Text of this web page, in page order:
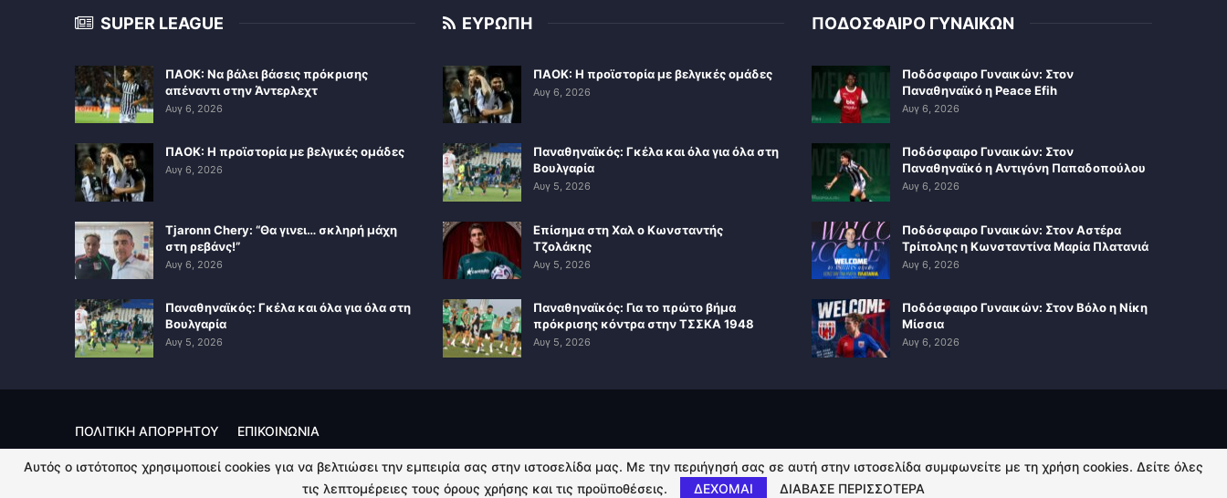
SUPER LEAGUE
ΠΑΟΚ: Να βάλει βάσεις πρόκρισης
απέναντι στην Άντερλεχτ
Αυγ 6, 2026
ΠΑΟΚ: Η προϊστορία με βελγικές ομάδες
Αυγ 6, 2026
Tjaronn Chery: “Θα γινει… σκληρή μάχη
στη ρεβάνς!”
Αυγ 6, 2026
Παναθηναϊκός: Γκέλα και όλα για όλα στη
Βουλγαρία
Αυγ 5, 2026
ΕΥΡΩΠΗ
ΠΑΟΚ: Η προϊστορία με βελγικές ομάδες
Αυγ 6, 2026
Παναθηναϊκός: Γκέλα και όλα για όλα στη
Βουλγαρία
Αυγ 5, 2026
Επίσημα στη Χαλ ο Κωνσταντής
Τζολάκης
Αυγ 5, 2026
Παναθηναϊκός: Για το πρώτο βήμα
πρόκρισης κόντρα στην ΤΣΣΚΑ 1948
Αυγ 5, 2026
ΠΟΔΟΣΦΑΙΡΟ ΓΥΝΑΙΚΩΝ
Ποδόσφαιρο Γυναικών: Στον
Παναθηναϊκό η Peace Efih
Αυγ 6, 2026
Ποδόσφαιρο Γυναικών: Στον
Παναθηναϊκό η Αντιγόνη Παπαδοπούλου
Αυγ 6, 2026
Ποδόσφαιρο Γυναικών: Στον Αστέρα
Τρίπολης η Κωνσταντίνα Μαρία Πλατανιά
Αυγ 6, 2026
Ποδόσφαιρο Γυναικών: Στον Βόλο η Νίκη
Μίσσια
Αυγ 6, 2026
ΠΟΛΙΤΙΚΗ ΑΠΟΡΡΗΤΟΥ ΕΠΙΚΟΙΝΩΝΙΑ
© 2026 - Kingsport.gr. All Rights Reserved.
Αυτός ο ιστότοπος χρησιμοποιεί cookies για να βελτιώσει την εμπειρία σας στην ιστοσελίδα μας. Με την περιήγησή σας σε αυτή στην ιστοσελίδα συμφωνείτε με τη χρήση cookies. Δείτε όλες
τις λεπτομέρειες τους όρους χρήσης και τις προϋποθέσεις.
ΔΕΧΟΜΑΙ ΔΙΑΒΑΣΕ ΠΕΡΙΣΣΟΤΕΡΑ